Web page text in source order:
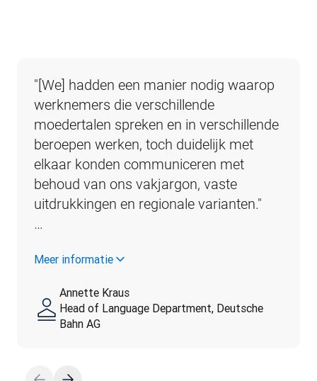
"[We] hadden een manier nodig waarop
werknemers die verschillende
moedertalen spreken en in verschillende
beroepen werken, toch duidelijk met
elkaar konden communiceren met
behoud van ons vakjargon, vaste
uitdrukkingen en regionale varianten."
…
Meer informatie
Annette Kraus
Head of Language Department, Deutsche
Bahn AG